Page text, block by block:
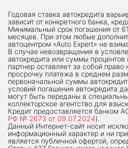
Годовая ставка автокредита
зависит от конкретного банка,
Минимальный срок погашения от
месяцев. При этом любые
автоцентром «Auto Expert» не
В случае невозвращения в
автокредита или суммы процентов
партнер оставляет за собой право
просрочку платежа в среднем
первоначальной суммы
условий погашения автокредита
могут быть переданы в
коллекторское агентство для
Кредит предоставляется банком
РФ № 2673 от 09.07.2024).
Данный Интернет-сaйт носит
информационный характер и ни
является публичной офертой,